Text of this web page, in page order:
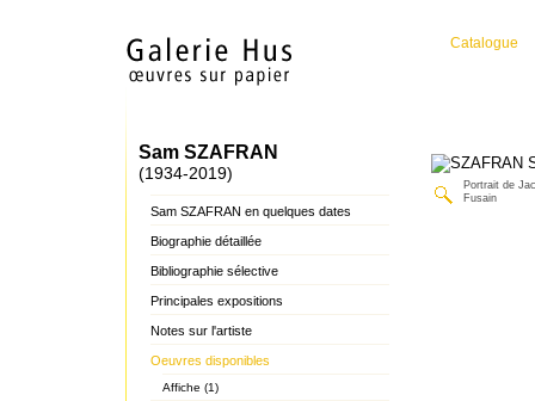
Catalogue
Sam SZAFRAN
(1934-2019)
Sam SZAFRAN en quelques dates
Biographie détaillée
Bibliographie sélective
Principales expositions
Notes sur l'artiste
Oeuvres disponibles
Affiche (1)
Portrait de
Fusain